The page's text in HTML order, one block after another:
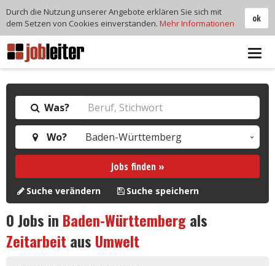
Was?
Wo?
Jobs finden »
Suche verändern Suche speichern
0Jobs in Baden-Württembergals
Zeitarbeitaus Umwelt
ok
Durch die Nutzung unserer Angebote erklären Sie sich mit
dem Setzen von Cookies einverstanden. Mehr Informationen